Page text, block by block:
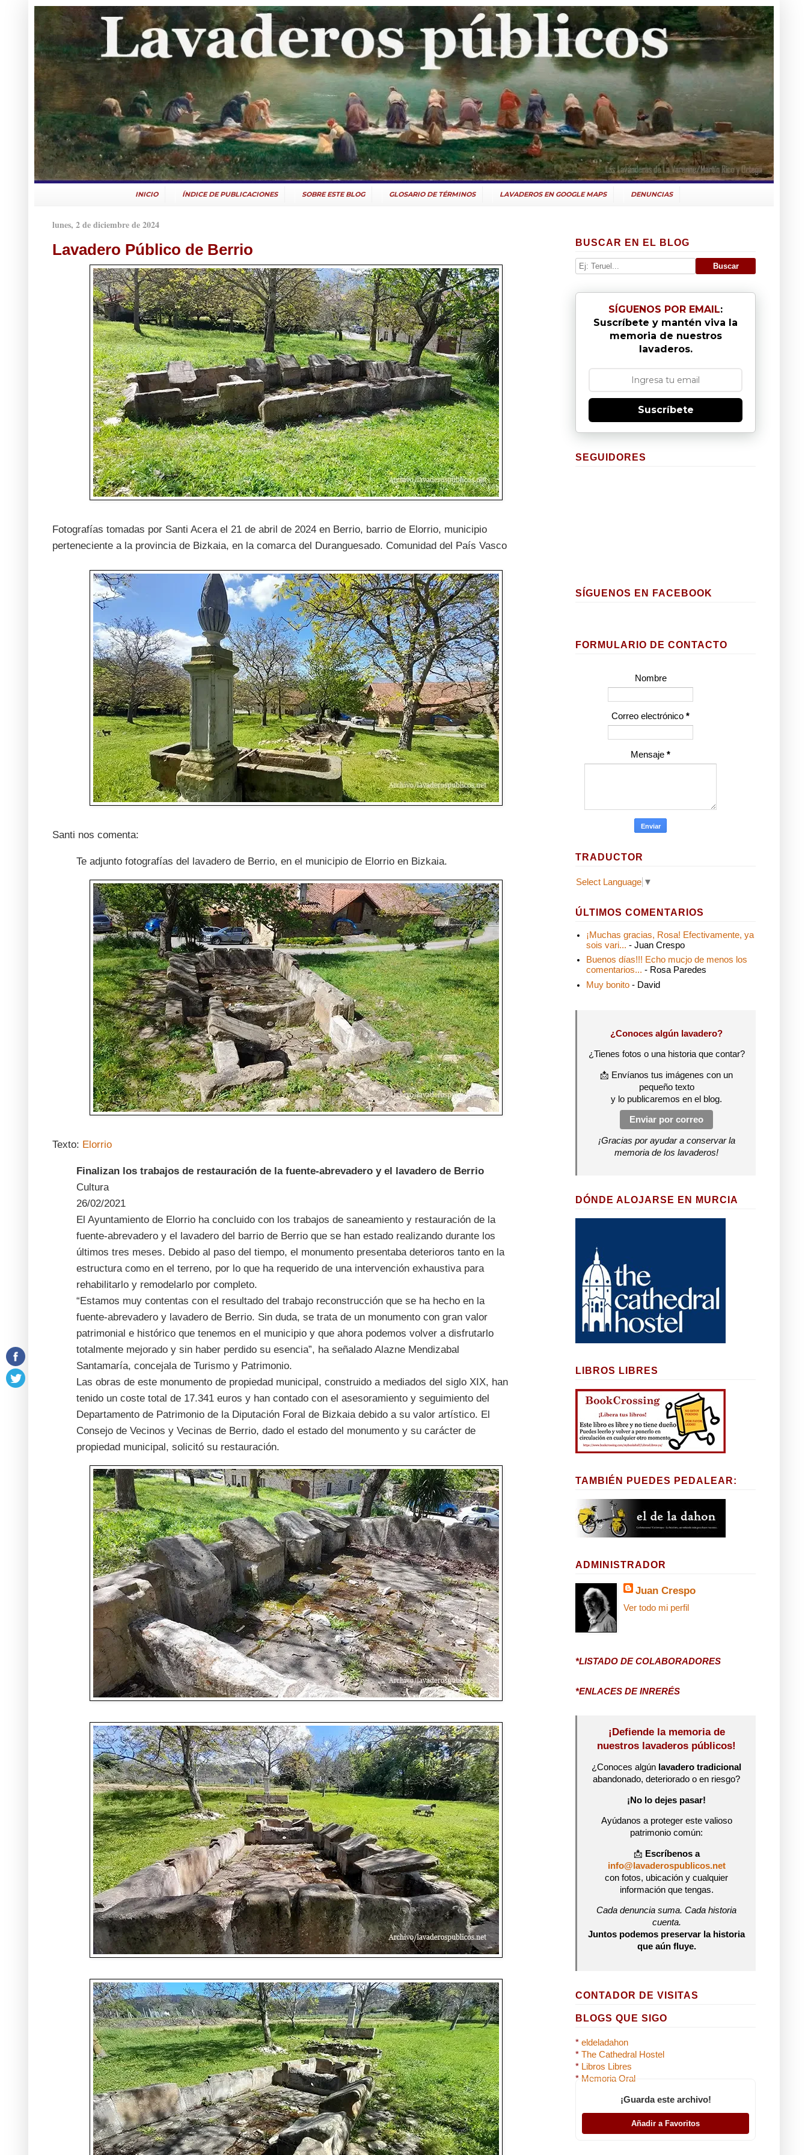
INICIO ÍNDICE DE PUBLICACIONES SOBRE ESTE BLOG GLOSARIO DE TÉRMINOS LAVADEROS EN GOOGLE MAPS DENUNCIAS
lunes, 2 de diciembre de 2024
Lavadero Público de Berrio
Fotografías tomadas por Santi Acera el 21 de abril de 2024 en Berrio, barrio de Elorrio, municipio
perteneciente a la provincia de Bizkaia, en la comarca del Duranguesado. Comunidad del País Vasco
Santi nos comenta:
Te adjunto fotografías del lavadero de Berrio, en el municipio de Elorrio en Bizkaia.
Texto: Elorrio
Finalizan los trabajos de restauración de la fuente-abrevadero y el lavadero de Berrio
Cultura
26/02/2021
El Ayuntamiento de Elorrio ha concluido con los trabajos de saneamiento y restauración de la
fuente-abrevadero y el lavadero del barrio de Berrio que se han estado realizando durante los
últimos tres meses. Debido al paso del tiempo, el monumento presentaba deterioros tanto en la
estructura como en el terreno, por lo que ha requerido de una intervención exhaustiva para
rehabilitarlo y remodelarlo por completo.
“Estamos muy contentas con el resultado del trabajo reconstrucción que se ha hecho en la
fuente-abrevadero y lavadero de Berrio. Sin duda, se trata de un monumento con gran valor
patrimonial e histórico que tenemos en el municipio y que ahora podemos volver a disfrutarlo
totalmente mejorado y sin haber perdido su esencia”, ha señalado Alazne Mendizabal
Santamaría, concejala de Turismo y Patrimonio.
Las obras de este monumento de propiedad municipal, construido a mediados del siglo XIX, han
tenido un coste total de 17.341 euros y han contado con el asesoramiento y seguimiento del
Departamento de Patrimonio de la Diputación Foral de Bizkaia debido a su valor artístico. El
Consejo de Vecinos y Vecinas de Berrio, dado el estado del monumento y su carácter de
propiedad municipal, solicitó su restauración.
BUSCAR EN EL BLOG
SÍGUENOS POR EMAIL:
Suscríbete y mantén viva la
memoria de nuestros
lavaderos.
Suscríbete
SEGUIDORES
SÍGUENOS EN FACEBOOK
FORMULARIO DE CONTACTO
Nombre
Correo electrónico *
Mensaje *
TRADUCTOR
Select Language ▼
ÚLTIMOS COMENTARIOS
¡Muchas gracias, Rosa! Efectivamente, ya
sois vari... - Juan Crespo
Buenos días!!! Echo mucjo de menos los
comentarios... - Rosa Paredes
Muy bonito - David
¿Conoces algún lavadero?
¿Tienes fotos o una historia que contar?
📩 Envíanos tus imágenes con un
pequeño texto
y lo publicaremos en el blog.
Enviar por correo
¡Gracias por ayudar a conservar la
memoria de los lavaderos!
DÓNDE ALOJARSE EN MURCIA
LIBROS LIBRES
TAMBIÉN PUEDES PEDALEAR:
ADMINISTRADOR
Juan Crespo
Ver todo mi perfil
*LISTADO DE COLABORADORES
*ENLACES DE INRERÉS
¡Defiende la memoria de
nuestros lavaderos públicos!
¿Conoces algún lavadero tradicional
abandonado, deteriorado o en riesgo?
¡No lo dejes pasar!
Ayúdanos a proteger este valioso
patrimonio común:
📩 Escríbenos a
info@lavaderospublicos.net
con fotos, ubicación y cualquier
información que tengas.
Cada denuncia suma. Cada historia
cuenta.
Juntos podemos preservar la historia
que aún fluye.
CONTADOR DE VISITAS
BLOGS QUE SIGO
* eldeladahon
* The Cathedral Hostel
* Libros Libres
* Memoria Oral
¡Guarda este archivo!
Añadir a Favoritos